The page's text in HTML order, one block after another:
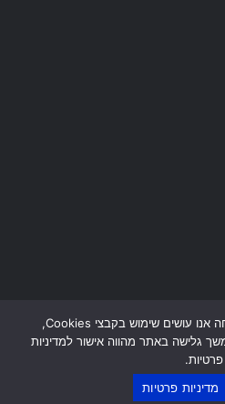
ל'המשפצים בישראל' ©
לשם חוויית שימוש נוחה ובטוחה אנו עושים שימוש בקבצי Cookies,
גלישה באתר מהווה אישור למדיניות
פרטיות.
מדיניות פרטיות